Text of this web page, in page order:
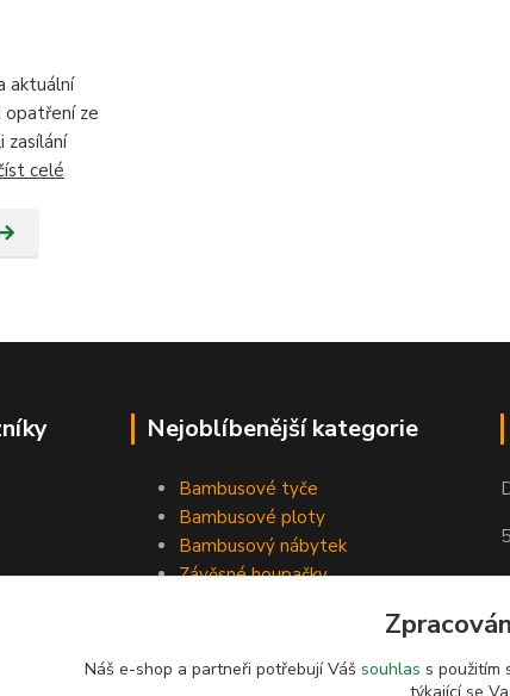
aktuální
opatření ze
zasílání
celé
Nejoblíbenější kategorie
Bambusové tyče
Bambusové ploty
Bambusový nábytek
Závěsné houpačky
Náš e-shop a partneři potřebují Váš souhlas s použitím